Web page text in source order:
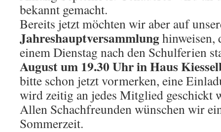
bekannt gemacht.
Bereits jetzt möchten wir aber auf
Jahreshauptversammlunghinweisen,
einem Dienstag nach den Schulferien
August um 19.30 Uhr in Haus
bitte schon jetzt vormerken, eine
wird zeitig an jedes Mitglied geschickt
Allen Schachfreunden wünschen wir
Sommerzeit.